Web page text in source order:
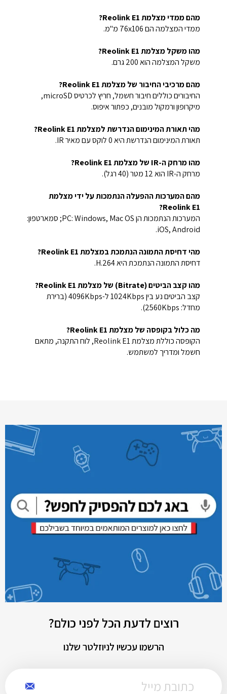
מהם ממדי מצלמת Reolink E1?
ממדי המצלמה הם 76x106 מ"מ.
מהו משקל מצלמת Reolink E1?
משקל המצלמה הוא 200 גרם.
מהם מרכיבי החיבור של מצלמת Reolink E1?
החיבורים כוללים חיבור חשמל, חריץ לכרטיס microSD,
מיקרופון ורמקול מובנים, כפתור איפוס.
מהי תאורת המינימום הנדרשת למצלמת Reolink E1?
תאורת המינימום הנדרשת היא 0 לוקס עם מאיר IR.
מהו מרחק ה-IR של מצלמת Reolink E1?
מרחק ה-IR הוא 12 מטר (40 רגל).
מהם המערכות ההפעלה הנתמכות על ידי מצלמת
Reolink E1?
המערכות הנתמכות הן PC: Windows, Mac OS; סמארטפון:
iOS, Android.
מהי דחיסת התמונה הנתמכת במצלמת Reolink E1?
דחיסת התמונה הנתמכת היא H.264.
מהו קצב הביטים (Bitrate) של מצלמת Reolink E1?
קצב הביטים נע בין 1024Kbps ל-4096Kbps (ברירת
מחדל: 2560Kbps).
מה כלול בקופסה של מצלמת Reolink E1?
הקופסה כוללת מצלמת Reolink E1, לוח התקנה, מתאם
חשמל ומדריך למשתמש.
רוצים לדעת הכל לפני כולם?
הרשמו עכשיו לניוזלטר שלנו